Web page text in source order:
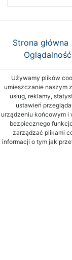
Strona główna
Oglądalność
Używamy plików
umieszczanie naszym
usług, reklamy,
ustawień
urządzeniu końcowym i
bezpiecznego
zarządzać plikami
informacji o tym jak